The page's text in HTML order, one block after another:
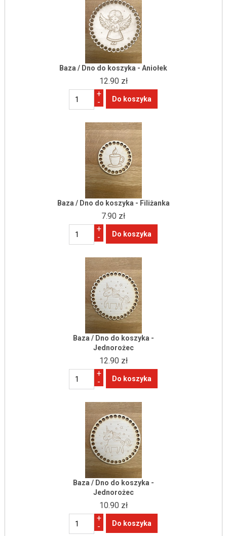
Baza / Dno do koszyka - Aniołek
12.90 zł
+
-
Baza / Dno do koszyka - Filiżanka
7.90 zł
+
-
Baza / Dno do koszyka -
Jednorożec
12.90 zł
+
-
Baza / Dno do koszyka -
Jednorożec
10.90 zł
+
-